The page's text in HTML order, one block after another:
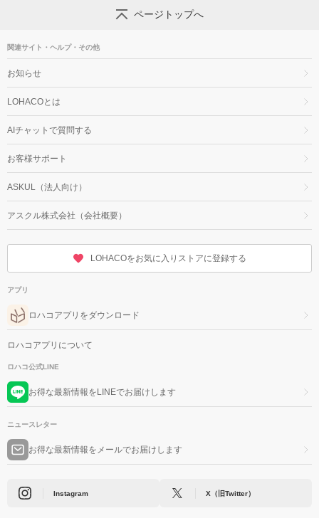
ページトップへ
関連サイト・ヘルプ・その他
お知らせ
LOHACOとは
AIチャットで質問する
お客様サポート
ASKUL（法人向け）
アスクル株式会社（会社概要）
LOHACOをお気に入りストアに登録する
アプリ
ロハコアプリをダウンロード
ロハコアプリについて
ロハコ公式LINE
お得な最新情報をLINEでお届けします
ニュースレター
お得な最新情報をメールでお届けします
Instagram X（旧Twitter）